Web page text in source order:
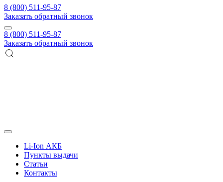
8 (800) 511-95-87
Заказать обратный звонок
8 (800) 511-95-87
Заказать обратный звонок
Li-Ion АКБ
Пункты выдачи
Статьи
Контакты